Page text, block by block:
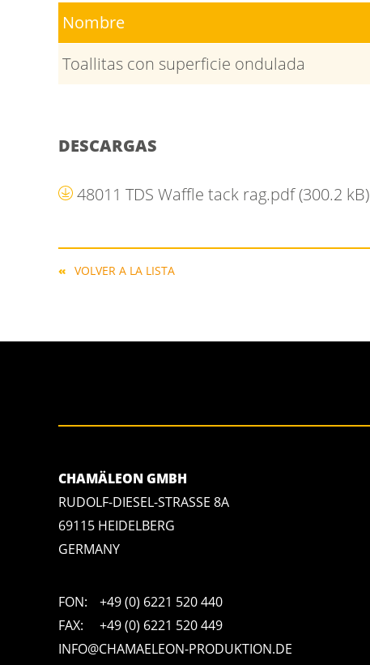
Nombre
Toallitas con superficie ondulada
DESCARGAS
48011 TDS Waffle tack rag.pdf(300.2 kB)
VOLVER A LA LISTA
CHAMÄLEON GMBH
RUDOLF-DIESEL-STRASSE 8A
69115 HEIDELBERG
GERMANY
FON:
+49 (0) 6221 520 440
FAX:
+49 (0) 6221 520 449
INFO@CHAMAELEON-PRODUKTION.DE